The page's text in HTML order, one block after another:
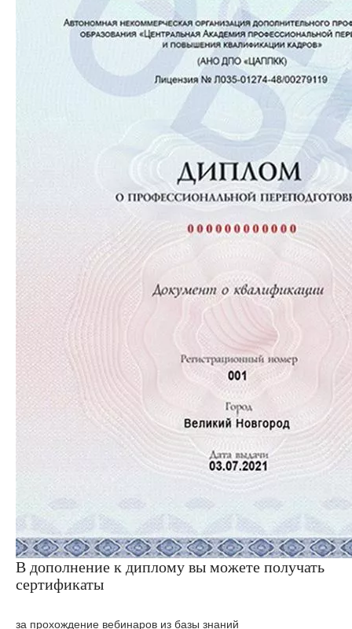
В дополнение к диплому вы можете получать
сертификаты
за прохождение вебинаров из базы знаний